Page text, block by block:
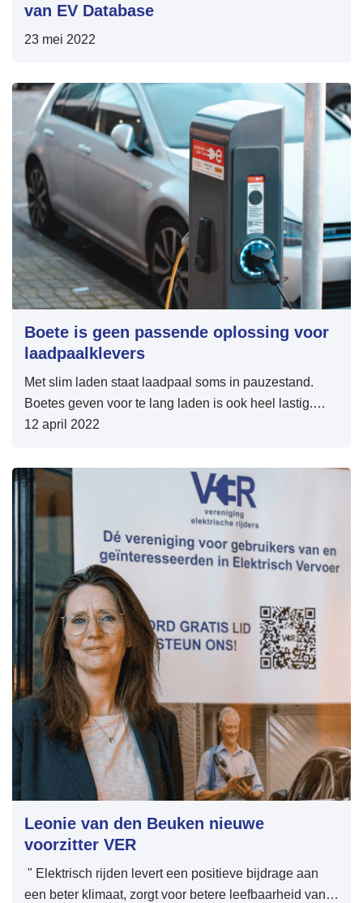
van EV Database
23 mei 2022
Boete is geen passende oplossing voor
laadpaalklevers
Met slim laden staat laadpaal soms in pauzestand.
Boetes geven voor te lang laden is ook heel lastig.
Een handhaver kan immers niet zien hoe lang een
LEDring op de laadpaal niet altijd goed, die aangeeft
of een auto al dan niet oplaadt. Bij slimladen gaat
bovendien de laadpaal in een pauzestand die foutief
gezien kan worden als klaar met laden. En slimladen
moet de norm voor laden worden; laden op momenten
van capaciteit op het stroomnet , overschot van
duurzame stroom en lage prijzen. En tot slot willen we
mensen niet verleiden tot langzamer te laden omdat
dan de parkeerplek gegarandeerd is. De tijd die
mensen niet laden op een laadplek is essentieel. Als
je de auto een dag of meer niet oplaadt dan is dat
onacceptabel en is een boete te overwegen, als een
handhaver dat zelf heeft kunnen vaststellen. Een boete
bij twee uur parkeren zonder laden vinden wij als VER
onwenselijk en onuitvoerbaar.
12 april 2022
Leonie van den Beuken nieuwe
voorzitter VER
" Elektrisch rijden levert een positieve bijdrage aan
een beter klimaat, zorgt voor betere leefbaarheid van